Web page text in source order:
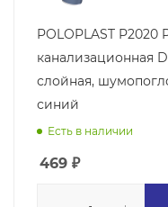
POLOPLAST P2020
канализационная
слойная,
синий
Есть в наличии
469 ₽